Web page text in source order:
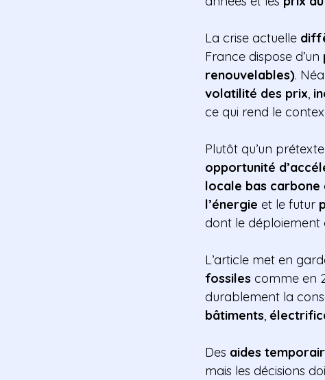
La crise actuelle
France dispose d’un
renouvelables).
volatilité des prix,
ce qui rend le
Plutôt qu’un
opportunité
locale bas carbone
l’énergie et le futur
dont le déploiement
L’article met en
fossiles comme en
durablement la
bâtiments,
Des aides
mais les décisions